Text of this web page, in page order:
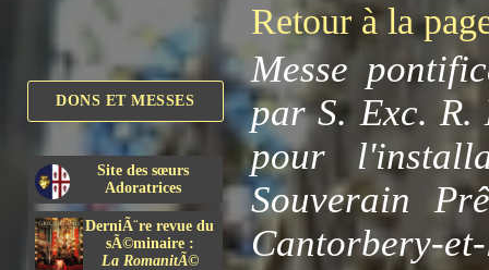
DONS ET MESSES
Site des sœurs
Adoratrices
DerniÃ¨re revue du
sÃ©minaire :
La RomanitÃ©
Retour à la
Messe
par S. Exc. R.
pour
Souverain
Cantorbery-